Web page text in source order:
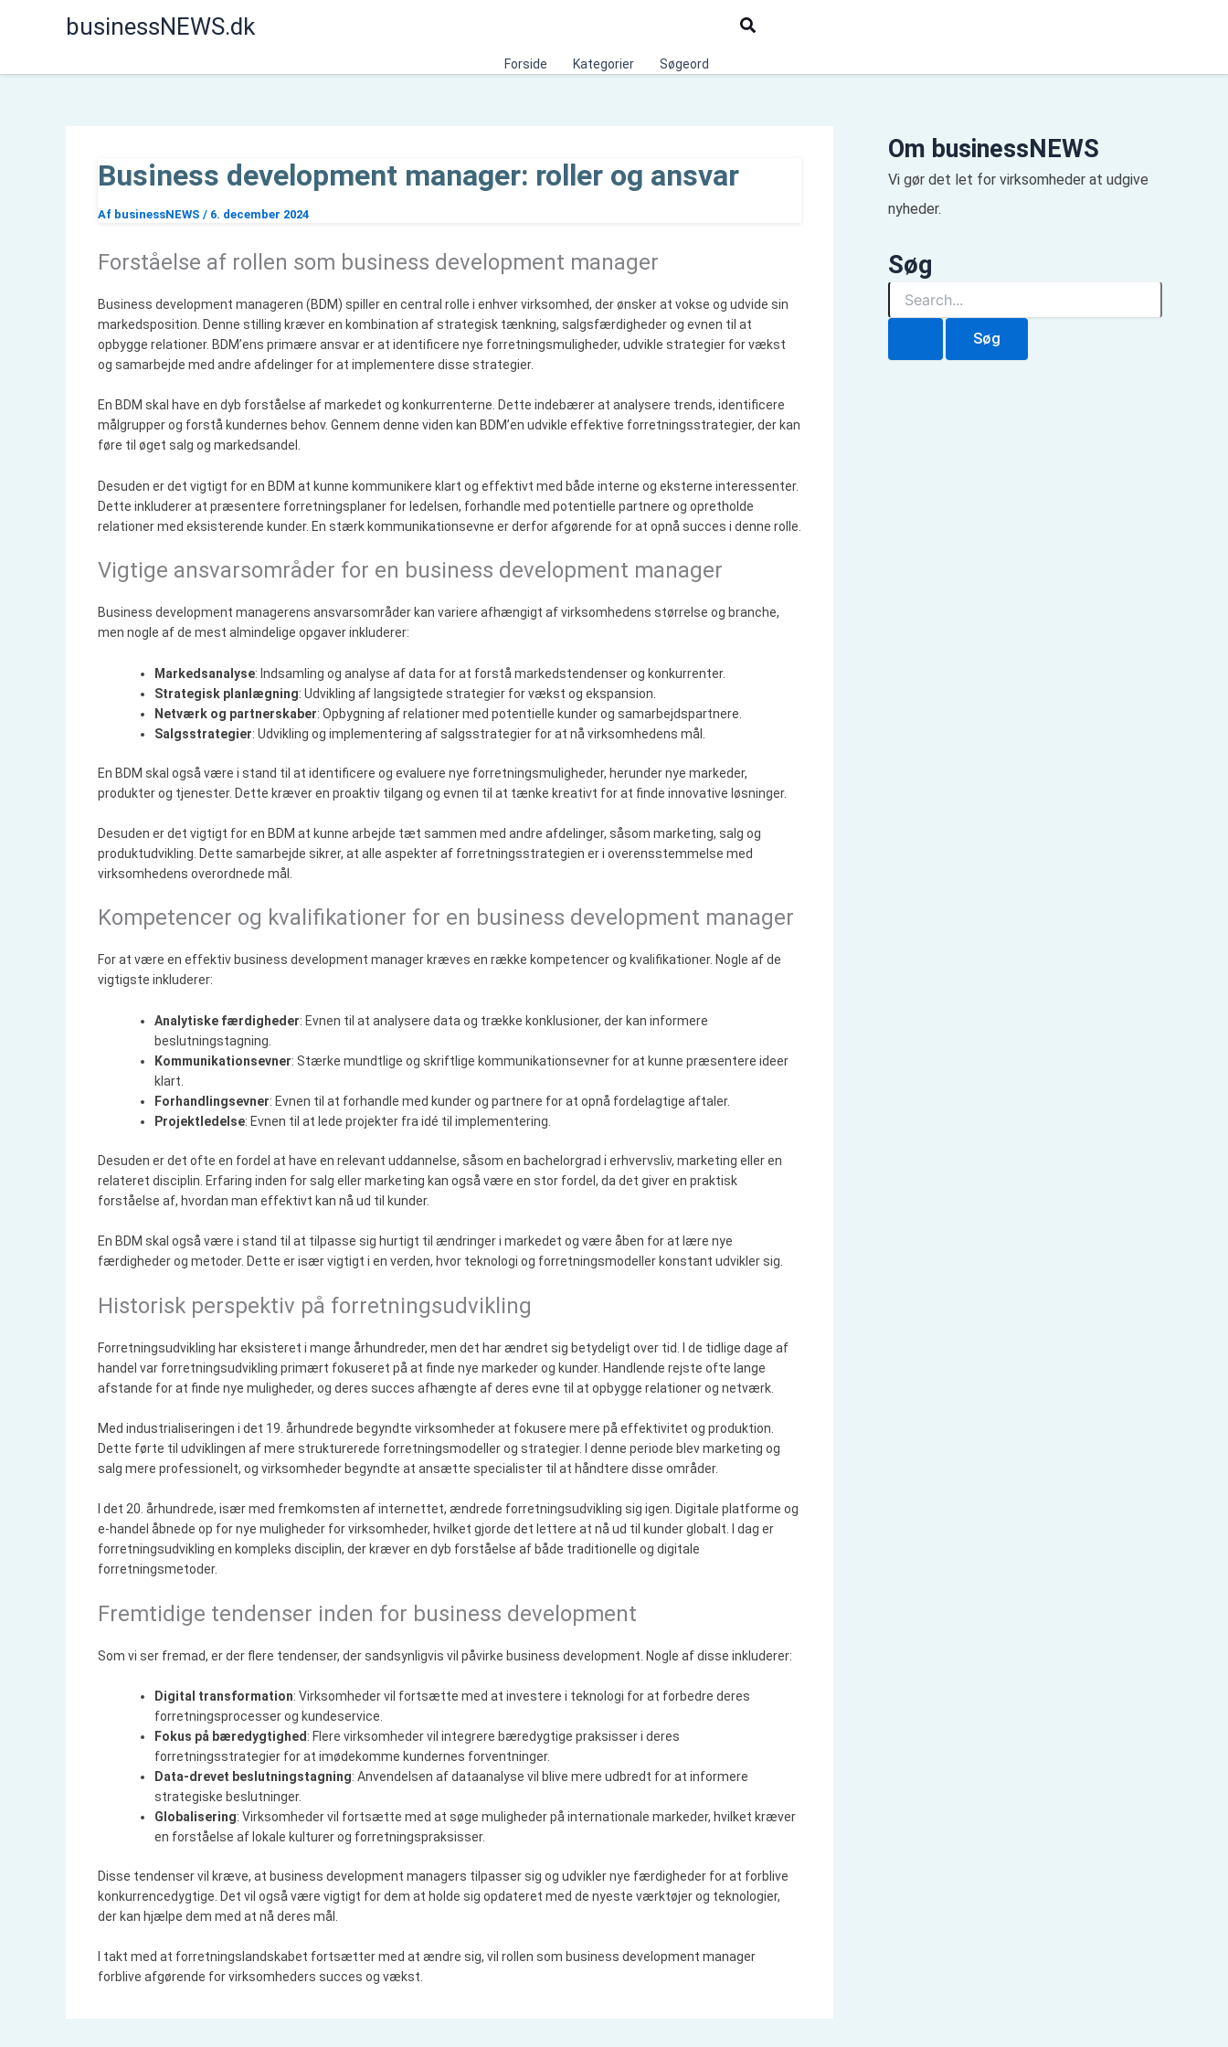
businessNEWS.dk Søg
Forside Kategorier Søgeord
Business development manager: roller og ansvar
Af businessNEWS / 6. december 2024
Forståelse af rollen som business development manager
Business development manageren (BDM) spiller en central rolle i enhver virksomhed, der ønsker at vokse og udvide sin
markedsposition. Denne stilling kræver en kombination af strategisk tænkning, salgsfærdigheder og evnen til at
opbygge relationer. BDM’ens primære ansvar er at identificere nye forretningsmuligheder, udvikle strategier for vækst
og samarbejde med andre afdelinger for at implementere disse strategier.
En BDM skal have en dyb forståelse af markedet og konkurrenterne. Dette indebærer at analysere trends, identificere
målgrupper og forstå kundernes behov. Gennem denne viden kan BDM’en udvikle effektive forretningsstrategier, der kan
føre til øget salg og markedsandel.
Desuden er det vigtigt for en BDM at kunne kommunikere klart og effektivt med både interne og eksterne interessenter.
Dette inkluderer at præsentere forretningsplaner for ledelsen, forhandle med potentielle partnere og opretholde
relationer med eksisterende kunder. En stærk kommunikationsevne er derfor afgørende for at opnå succes i denne rolle.
Vigtige ansvarsområder for en business development manager
Business development managerens ansvarsområder kan variere afhængigt af virksomhedens størrelse og branche,
men nogle af de mest almindelige opgaver inkluderer:
Markedsanalyse: Indsamling og analyse af data for at forstå markedstendenser og konkurrenter.
Strategisk planlægning: Udvikling af langsigtede strategier for vækst og ekspansion.
Netværk og partnerskaber: Opbygning af relationer med potentielle kunder og samarbejdspartnere.
Salgsstrategier: Udvikling og implementering af salgsstrategier for at nå virksomhedens mål.
En BDM skal også være i stand til at identificere og evaluere nye forretningsmuligheder, herunder nye markeder,
produkter og tjenester. Dette kræver en proaktiv tilgang og evnen til at tænke kreativt for at finde innovative løsninger.
Desuden er det vigtigt for en BDM at kunne arbejde tæt sammen med andre afdelinger, såsom marketing, salg og
produktudvikling. Dette samarbejde sikrer, at alle aspekter af forretningsstrategien er i overensstemmelse med
virksomhedens overordnede mål.
Kompetencer og kvalifikationer for en business development manager
For at være en effektiv business development manager kræves en række kompetencer og kvalifikationer. Nogle af de
vigtigste inkluderer:
Analytiske færdigheder: Evnen til at analysere data og trække konklusioner, der kan informere
beslutningstagning.
Kommunikationsevner: Stærke mundtlige og skriftlige kommunikationsevner for at kunne præsentere ideer
klart.
Forhandlingsevner: Evnen til at forhandle med kunder og partnere for at opnå fordelagtige aftaler.
Projektledelse: Evnen til at lede projekter fra idé til implementering.
Desuden er det ofte en fordel at have en relevant uddannelse, såsom en bachelorgrad i erhvervsliv, marketing eller en
relateret disciplin. Erfaring inden for salg eller marketing kan også være en stor fordel, da det giver en praktisk
forståelse af, hvordan man effektivt kan nå ud til kunder.
En BDM skal også være i stand til at tilpasse sig hurtigt til ændringer i markedet og være åben for at lære nye
færdigheder og metoder. Dette er især vigtigt i en verden, hvor teknologi og forretningsmodeller konstant udvikler sig.
Historisk perspektiv på forretningsudvikling
Forretningsudvikling har eksisteret i mange århundreder, men det har ændret sig betydeligt over tid. I de tidlige dage af
handel var forretningsudvikling primært fokuseret på at finde nye markeder og kunder. Handlende rejste ofte lange
afstande for at finde nye muligheder, og deres succes afhængte af deres evne til at opbygge relationer og netværk.
Med industrialiseringen i det 19. århundrede begyndte virksomheder at fokusere mere på effektivitet og produktion.
Dette førte til udviklingen af mere strukturerede forretningsmodeller og strategier. I denne periode blev marketing og
salg mere professionelt, og virksomheder begyndte at ansætte specialister til at håndtere disse områder.
I det 20. århundrede, især med fremkomsten af internettet, ændrede forretningsudvikling sig igen. Digitale platforme og
e-handel åbnede op for nye muligheder for virksomheder, hvilket gjorde det lettere at nå ud til kunder globalt. I dag er
forretningsudvikling en kompleks disciplin, der kræver en dyb forståelse af både traditionelle og digitale
forretningsmetoder.
Fremtidige tendenser inden for business development
Som vi ser fremad, er der flere tendenser, der sandsynligvis vil påvirke business development. Nogle af disse inkluderer:
Digital transformation: Virksomheder vil fortsætte med at investere i teknologi for at forbedre deres
forretningsprocesser og kundeservice.
Fokus på bæredygtighed : Flere virksomheder vil integrere bæredygtige praksisser i deres
forretningsstrategier for at imødekomme kundernes forventninger.
Data-drevet beslutningstagning: Anvendelsen af dataanalyse vil blive mere udbredt for at informere
strategiske beslutninger.
Globalisering: Virksomheder vil fortsætte med at søge muligheder på internationale markeder, hvilket kræver
en forståelse af lokale kulturer og forretningspraksisser.
Disse tendenser vil kræve, at business development managers tilpasser sig og udvikler nye færdigheder for at forblive
konkurrencedygtige. Det vil også være vigtigt for dem at holde sig opdateret med de nyeste værktøjer og teknologier,
der kan hjælpe dem med at nå deres mål.
I takt med at forretningslandskabet fortsætter med at ændre sig, vil rollen som business development manager
forblive afgørende for virksomheders succes og vækst.
Om businessNEWS
Vi gør det let for virksomheder at udgive
nyheder.
Søg
f